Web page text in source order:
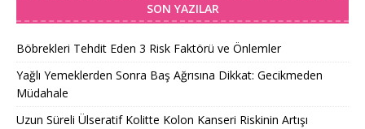
SON YAZILAR
Böbrekleri Tehdit Eden 3 Risk Faktörü ve Önlemler
Yağlı Yemeklerden Sonra Baş Ağrısına Dikkat: Gecikmeden
Müdahale
Uzun Süreli Ülseratif Kolitte Kolon Kanseri Riskinin Artışı